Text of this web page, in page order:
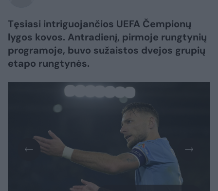
Tęsiasi intriguojančios UEFA Čempionų
lygos kovos. Antradienį, pirmoje rungtynių
programoje, buvo sužaistos dvejos grupių
etapo rungtynės.